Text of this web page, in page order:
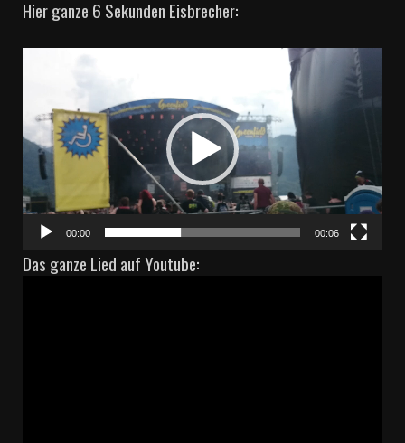
Hier ganze 6 Sekunden Eisbrecher:
00:00 00:06
Das ganze Lied auf Youtube: